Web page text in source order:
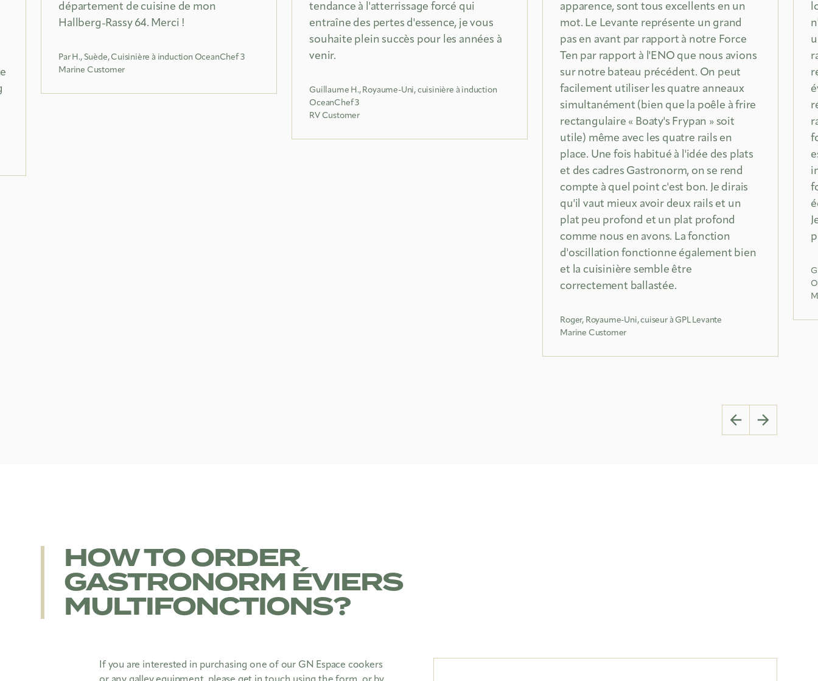
département de cuisine de mon
Hallberg-Rassy 64. Merci !
Par H., Suède, Cuisinière à induction OceanChef 3
Marine Customer
tendance à l'atterrissage forcé qui
entraîne des pertes d'essence, je vous
souhaite plein succès pour les années à
venir.
Guillaume H., Royaume-Uni, cuisinière à induction
OceanChef 3
RV Customer
apparence, sont tous excellents en un
mot. Le Levante représente un grand
pas en avant par rapport à notre Force
Ten par rapport à l'ENO que nous avions
sur notre bateau précédent. On peut
facilement utiliser les quatre anneaux
simultanément (bien que la poêle à frire
rectangulaire « Boaty's Frypan » soit
utile) même avec les quatre rails en
place. Une fois habitué à l'idée des plats
et des cadres Gastronorm, on se rend
compte à quel point c'est bon. Je dirais
qu'il vaut mieux avoir deux rails et un
plat peu profond et un plat profond
comme nous en avons. La fonction
d'oscillation fonctionne également bien
et la cuisinière semble être
correctement ballastée.
Roger, Royaume-Uni, cuiseur à GPL Levante
Marine Customer
HOW TO ORDER
GASTRONORM ÉVIERS
MULTIFONCTIONS?
If you are interested in purchasing one of our GN Espace cookers